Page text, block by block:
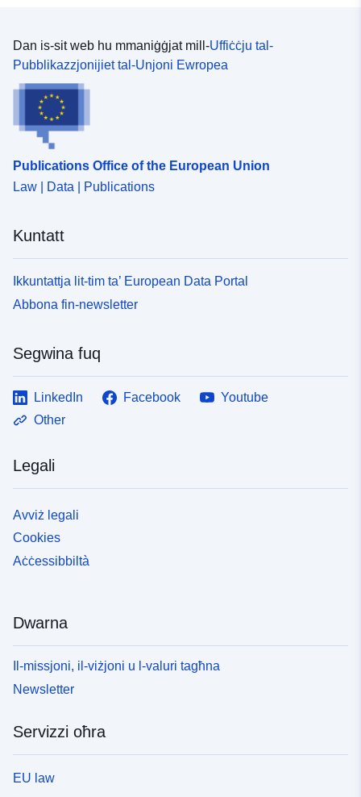
Dan is-sit web hu mmaniġġjat mill-Uffiċċju tal-
Pubblikazzjonijiet tal-Unjoni Ewropea
Publications Office of the European Union
Law | Data | Publications
Kuntatt
Ikkuntattja lit-tim ta’ European Data Portal
Abbona fin-newsletter
Segwina fuq
LinkedIn Facebook
Youtube
Other
Legali
Avviż legali
Cookies
Aċċessibbiltà
Dwarna
Il-missjoni, il-viżjoni u l-valuri tagħna
Newsletter
Servizzi oħra
EU law